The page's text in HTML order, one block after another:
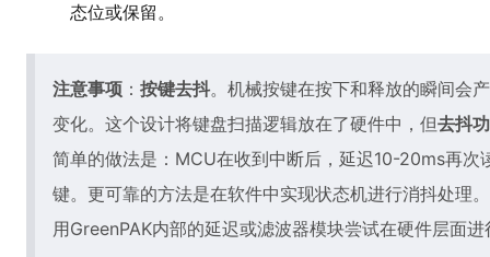
态位或保留。
注意事项 ： 按键去抖。机械按键在按下和释放的瞬间会
变化。这个设计将键盘扫描逻辑放在了硬件中，但去抖
简单的做法是：MCU在收到中断后，延迟10-20ms再次
键。更可靠的方法是在软件中实现状态机进行消抖处理
用GreenPAK内部的延迟或滤波器模块尝试在硬件层面